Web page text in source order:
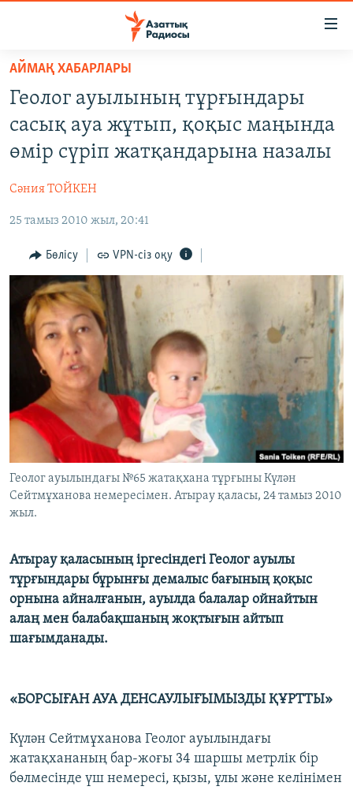
Skip
main
content
main
Skip
Search
AZATTYQTV
АДАМ ҚҰҚЫҚТАРЫ
ӘЛЕУМЕТ
ӘЛЕМ
АРНАЙЫ ЖОБАЛАР
Русский
ЖАЗЫЛЫҢЫЗ
Басқа тілдерде
АЙМАҚ ХАБАРЛАРЫ
Геолог ауылының тұрғындары
сасық ауа жұтып, қоқыс маңында
өмір сүріп жатқандарына назалы
Сәния ТОЙКЕН
25 тамыз 2010 жыл, 20:41
Бөлісу VPN-сіз оқу
Геолог ауылындағы №65 жатақхана тұрғыны Күлән
Сейтмұханова немересімен. Атырау қаласы, 24 тамыз 2010
жыл.
Атырау қаласының іргесіндегі Геолог ауылы
тұрғындары бұрынғы демалыс бағының қоқыс
орнына айналғанын, ауылда балалар ойнайтын
алаң мен балабақшаның жоқтығын айтып
шағымданады.
«БОРСЫҒАН АУА ДЕНСАУЛЫҒЫМЫЗДЫ ҚҰРТТЫ»
Күлән Сейтмұханова Геолог ауылындағы
жатақхананың бар-жоғы 34 шаршы метрлік бір
бөлмесінде үш немересі, қызы, ұлы және келінімен